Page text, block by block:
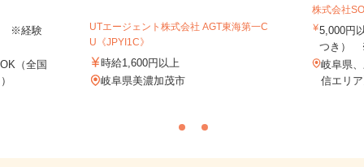
※経験
（全国
UTエージェント株式会社 AGT東海第一C
U《JPYI1C》
時給1,600円以上
岐阜県美濃加茂市
株式会社
5,000円
つき）
岐阜県
信エリ